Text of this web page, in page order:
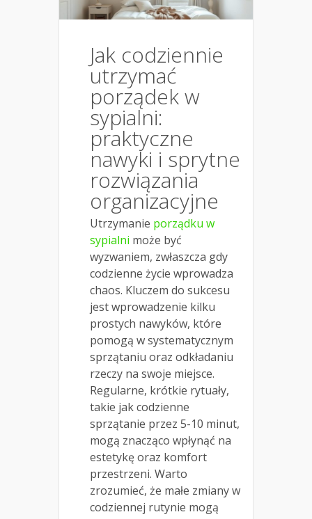
Jak codziennie
utrzymać
porządek w
sypialni:
praktyczne
nawyki i sprytne
rozwiązania
organizacyjne
Utrzymanie porządku w
sypialni może być
wyzwaniem, zwłaszcza gdy
codzienne życie wprowadza
chaos. Kluczem do sukcesu
jest wprowadzenie kilku
prostych nawyków, które
pomogą w systematycznym
sprzątaniu oraz odkładaniu
rzeczy na swoje miejsce.
Regularne, krótkie rytuały,
takie jak codzienne
sprzątanie przez 5-10 minut,
mogą znacząco wpłynąć na
estetykę oraz komfort
przestrzeni. Warto
zrozumieć, że małe zmiany w
codziennej rutynie mogą